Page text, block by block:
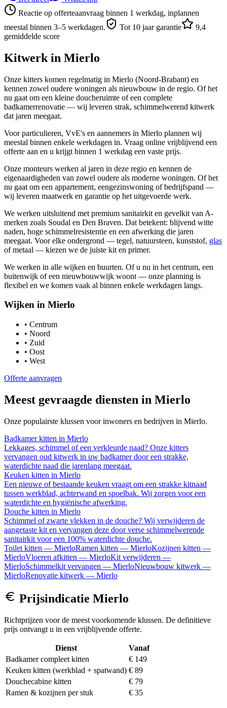
Reactie op offerteaanvraag binnen 1 werkdag, inplannen
meestal binnen 3–5 werkdagen.
Tot 10 jaar garantie
9,4
gemiddelde score
Kitwerk in Mierlo
Onze kitters komen regelmatig in Mierlo (Noord-Brabant) en
kennen zowel oudere woningen als nieuwbouw in de regio. Of het
nu gaat om een kleine doucheruimte of een complete
badkamerrenovatie — wij leveren strak, schimmelwerend kitwerk
dat jaren meegaat.
Voor particulieren, VvE's en aannemers in Mierlo plannen wij
meestal binnen enkele werkdagen in. Vraag online vrijblijvend een
offerte aan en u krijgt binnen 1 werkdag een vaste prijs.
Onze monteurs werken al jaren in deze regio en kennen de
eigenaardigheden van zowel oudere als moderne woningen. Of het
nu gaat om een appartement, eengezinswoning of bedrijfspand —
wij leveren maatwerk en garantie op het uitgevoerde werk.
We werken uitsluitend met premium sanitairkit en gevelkit van A-
merken zoals Soudal en Den Braven. Dat betekent: blijvend witte
naden, hoge schimmelresistentie en een afwerking die jaren
meegaat. Voor elke ondergrond — tegel, natuursteen, kunststof, glas
of metaal — kiezen we de juiste kit en primer.
We werken in alle wijken en buurten. Of u nu in het centrum, een
buitenwijk of een nieuwbouwwijk woont — onze planning is
flexibel en we komen vaak al binnen enkele werkdagen langs.
Wijken in Mierlo
• Centrum
• Noord
• Zuid
• Oost
• West
Offerte aanvragen
Meest gevraagde diensten in Mierlo
Onze populairste klussen voor inwoners en bedrijven in Mierlo.
Badkamer kitten in Mierlo
Lekkages, schimmel of een verkleurde naad? Onze kitters
vervangen oud kitwerk in uw badkamer door een strakke,
waterdichte naad die jarenlang meegaat.
Keuken kitten in Mierlo
Een nieuwe of bestaande keuken vraagt om een strakke kitnaad
tussen werkblad, achterwand en spoelbak. Wij zorgen voor een
waterdichte en hygiënische afwerking.
Douche kitten in Mierlo
Schimmel of zwarte vlekken in de douche? Wij verwijderen de
aangetaste kit en vervangen deze door verse schimmelwerende
sanitairkit voor een 100% waterdichte douche.
Toilet kitten — MierloRamen kitten — MierloKozijnen kitten —
MierloVloeren afkitten — MierloKit verwijderen —
MierloSchimmelkit vervangen — MierloNieuwbouw kitwerk —
MierloRenovatie kitwerk — Mierlo
Prijsindicatie Mierlo
Richtprijzen voor de meest voorkomende klussen. De definitieve
prijs ontvangt u in een vrijblijvende offerte.
Dienst
Vanaf
Badkamer compleet kitten
€ 149
Keuken kitten (werkblad + spatwand) € 89
Douchecabine kitten
€ 79
Ramen & kozijnen per stuk
€ 35